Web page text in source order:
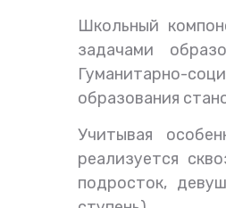
Школьный
задачами
Гуманитарно-
образования
Учитывая
реализуется
подросток,